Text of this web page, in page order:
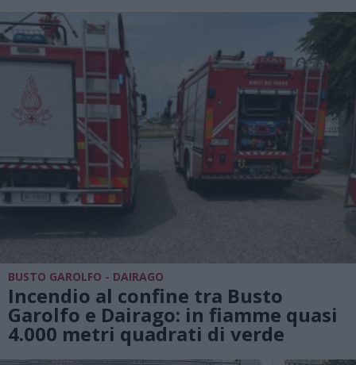
BUSTO GAROLFO - DAIRAGO
Incendio al confine tra Busto
Garolfo e Dairago: in fiamme quasi
4.000 metri quadrati di verde